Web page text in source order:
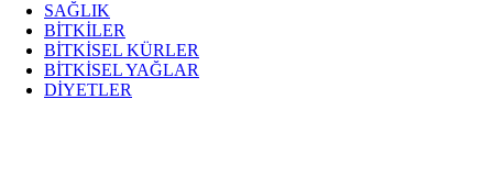
SAĞLIK
BİTKİLER
BİTKİSEL KÜRLER
BİTKİSEL YAĞLAR
DİYETLER